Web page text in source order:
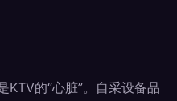
KTV的“心脏”。自采设备品